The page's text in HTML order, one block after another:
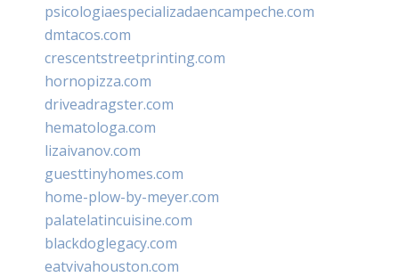
psicologiaespecializadaencampeche.com
dmtacos.com
crescentstreetprinting.com
hornopizza.com
driveadragster.com
hematologa.com
lizaivanov.com
guesttinyhomes.com
home-plow-by-meyer.com
palatelatincuisine.com
blackdoglegacy.com
eatvivahouston.com